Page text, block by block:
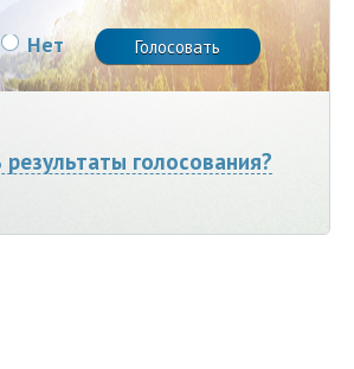
Нет
результаты голосования?